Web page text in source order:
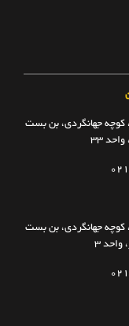
کوچه جهانگردی، بن بست
۳۳
کوچه جهانگردی، بن بست
واحد ۳